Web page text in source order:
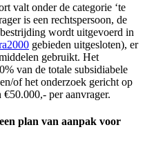
valt onder de categorie ‘te
is een rechtspersoon, de
wordt uitgevoerd in
gebieden uitgesloten), er
gebruikt. Het
van de totale subsidiabele
of het onderzoek gericht op
per aanvrager.
plan van aanpak voor